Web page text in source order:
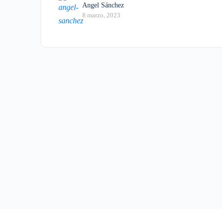
Angel Sánchez
8 marzo, 2023